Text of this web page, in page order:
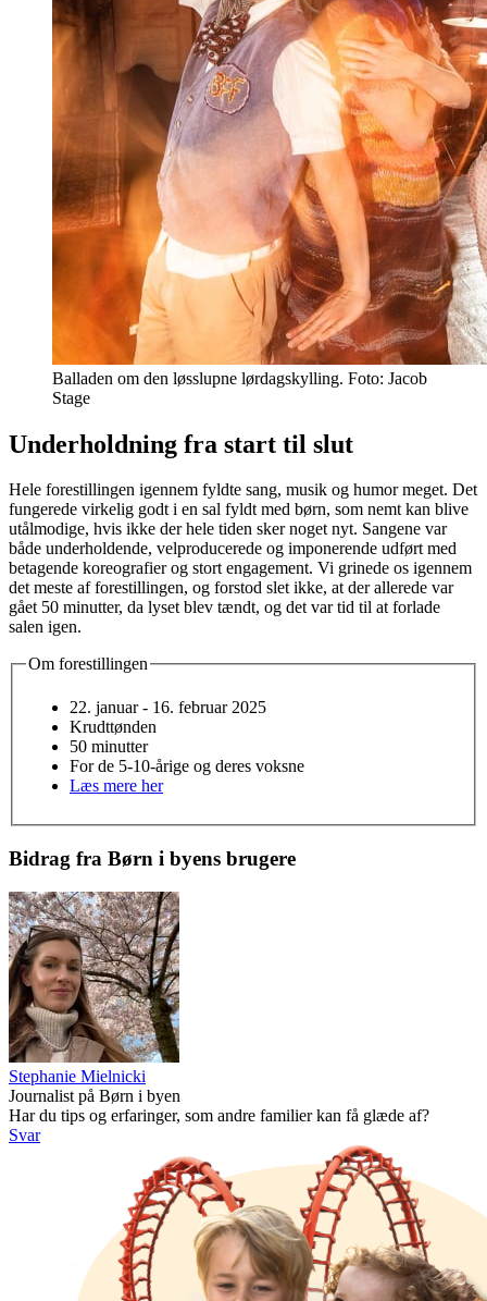
Balladen om den løsslupne lørdagskylling. Foto: Jacob
Stage
Underholdning fra start til slut
Hele forestillingen igennem fyldte sang, musik og humor meget. Det
fungerede virkelig godt i en sal fyldt med børn, som nemt kan blive
utålmodige, hvis ikke der hele tiden sker noget nyt. Sangene var
både underholdende, velproducerede og imponerende udført med
betagende koreografier og stort engagement. Vi grinede os igennem
det meste af forestillingen, og forstod slet ikke, at der allerede var
gået 50 minutter, da lyset blev tændt, og det var tid til at forlade
salen igen.
Om forestillingen
22. januar - 16. februar 2025
Krudttønden
50 minutter
For de 5-10-årige og deres voksne
Læs mere her
Bidrag fra Børn i byens brugere
Stephanie Mielnicki
Journalist på Børn i byen
Har du tips og erfaringer, som andre familier kan få glæde af?
Svar